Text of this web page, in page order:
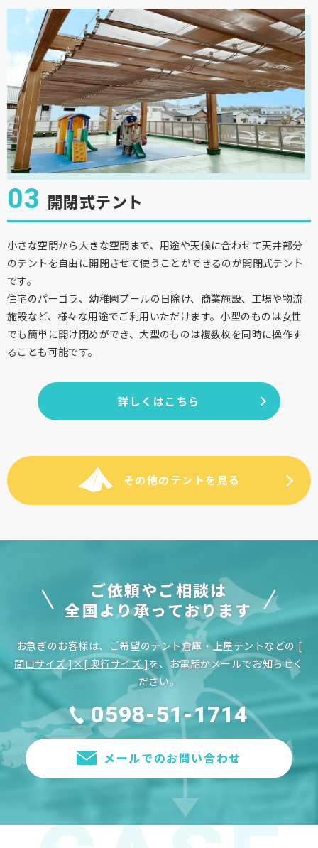
03 開閉式テント
小さな空間から大きな空間まで、用途や天候に合わせて天井部分
のテントを自由に開閉させて使うことができるのが開閉式テント
です。
住宅のパーゴラ、幼稚園プールの日除け、商業施設、工場や物流
施設など、様々な用途でご利用いただけます。小型のものは女性
でも簡単に開け閉めができ、大型のものは複数枚を同時に操作す
ることも可能です。
詳しくはこちら
その他のテントを見る
ご依頼やご相談は
全国より承っております
お急ぎのお客様は、ご希望のテント倉庫・上屋テントなどの [
間口サイズ ]×[ 奥行サイズ ]を、お電話かメールでお知らせく
ださい。
0598-51-1714
メールでのお問い合わせ